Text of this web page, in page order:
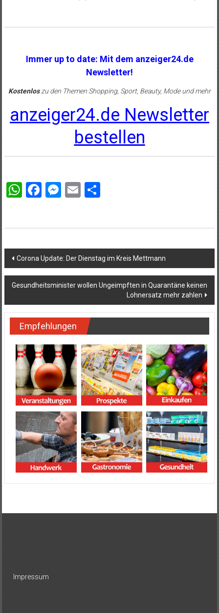
Immer up to date: Mit dem anzeiger24.de
Newsletter!
Kostenloszu den Themen Shopping, Sport, Beauty, Mode und mehr
anzeiger24.de Newsletter
bestellen
WhatsApp
Facebook
Messenger
EmailTeilen
Beitragsnavigation
Corona Update: Der Dienstag im Kreis Mettmann
Gesundheitsminister wollen Ungeimpften in Quarantäne keinen
Lohnersatz mehr zahlen
Empfehlungen
Impressum